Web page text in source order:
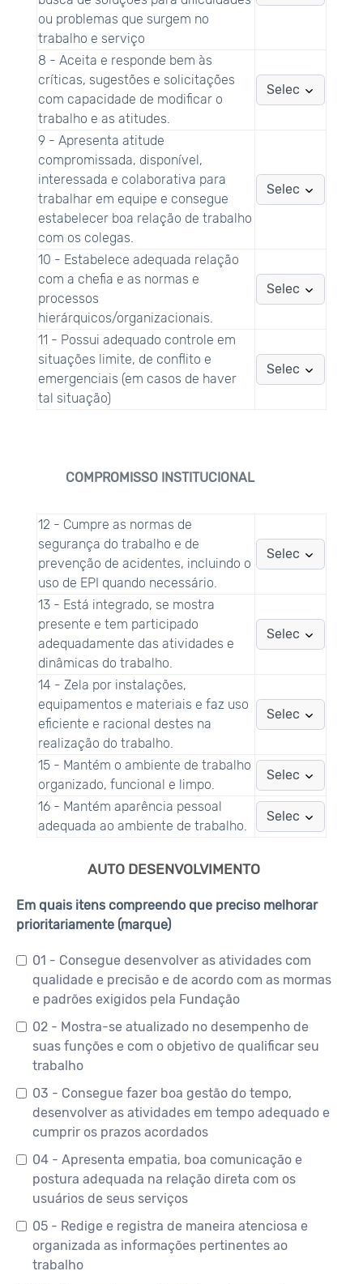
ou problemas que surgem no
trabalho e serviço
8 - Aceita e responde bem às
críticas, sugestões e solicitações
com capacidade de modificar o
trabalho e as atitudes.
9 - Apresenta atitude
compromissada, disponível,
interessada e colaborativa para
trabalhar em equipe e consegue
estabelecer boa relação de trabalho
com os colegas.
10 - Estabelece adequada relação
com a chefia e as normas e
processos
hierárquicos/organizacionais.
11 - Possui adequado controle em
situações limite, de conflito e
emergenciais (em casos de haver
tal situação)
COMPROMISSO INSTITUCIONAL
12 - Cumpre as normas de
segurança do trabalho e de
prevenção de acidentes, incluindo o
uso de EPI quando necessário.
13 - Está integrado, se mostra
presente e tem participado
adequadamente das atividades e
dinâmicas do trabalho.
14 - Zela por instalações,
equipamentos e materiais e faz uso
eficiente e racional destes na
realização do trabalho.
15 - Mantém o ambiente de trabalho
organizado, funcional e limpo.
16 - Mantém aparência pessoal
adequada ao ambiente de trabalho.
AUTO DESENVOLVIMENTO
Em quais itens compreendo que preciso melhorar
prioritariamente (marque)
01 - Consegue desenvolver as atividades com
qualidade e precisão e de acordo com as mormas
e padrões exigidos pela Fundação
02 - Mostra-se atualizado no desempenho de
suas funções e com o objetivo de qualificar seu
trabalho
03 - Consegue fazer boa gestão do tempo,
desenvolver as atividades em tempo adequado e
cumprir os prazos acordados
04 - Apresenta empatia, boa comunicação e
postura adequada na relação direta com os
usuários de seus serviços
05 - Redige e registra de maneira atenciosa e
organizada as informações pertinentes ao
trabalho